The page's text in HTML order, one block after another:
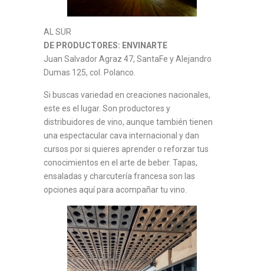
AL SUR
DE PRODUCTORES: ENVINARTE
Juan Salvador Agraz 47, SantaFe y Alejandro
Dumas 125, col. Polanco.
Si buscas variedad en creaciones nacionales,
este es el lugar. Son productores y
distribuidores de vino, aunque también tienen
una espectacular cava internacional y dan
cursos por si quieres aprender o reforzar tus
conocimientos en el arte de beber. Tapas,
ensaladas y charcutería francesa son las
opciones aquí para acompañar tu vino.